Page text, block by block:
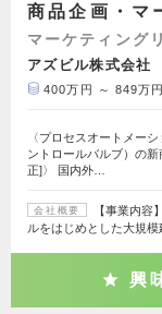
商品企画・マ
マーケティング
アズビル株式会社
400万円 ～ 849万円
〈プロセスオートメー
ントロールバルブ）の
正]〉 国内外…
会社概要
【事業内
ルをはじめとした大規
興